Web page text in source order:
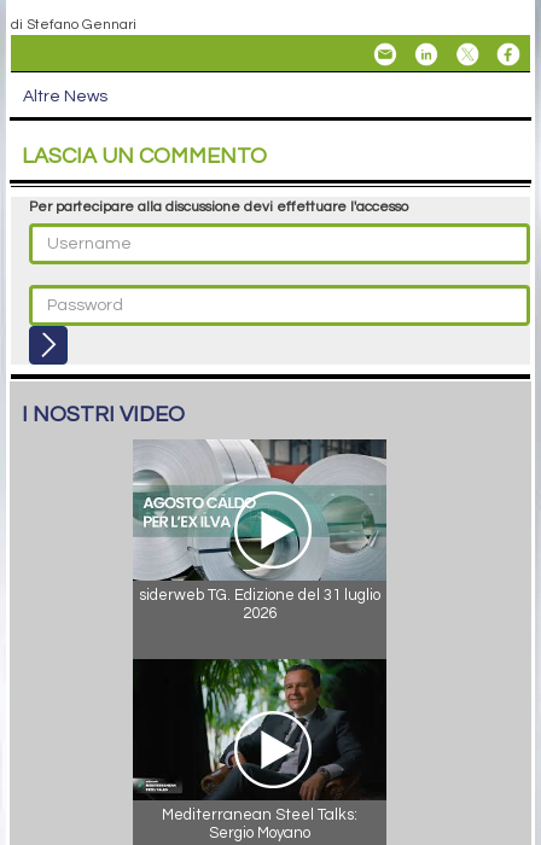
di Stefano Gennari
Altre News
LASCIA UN COMMENTO
Per partecipare alla discussione devi effettuare l'accesso
I NOSTRI VIDEO
siderweb TG. Edizione del 31 luglio
2026
Mediterranean Steel Talks:
Sergio Moyano